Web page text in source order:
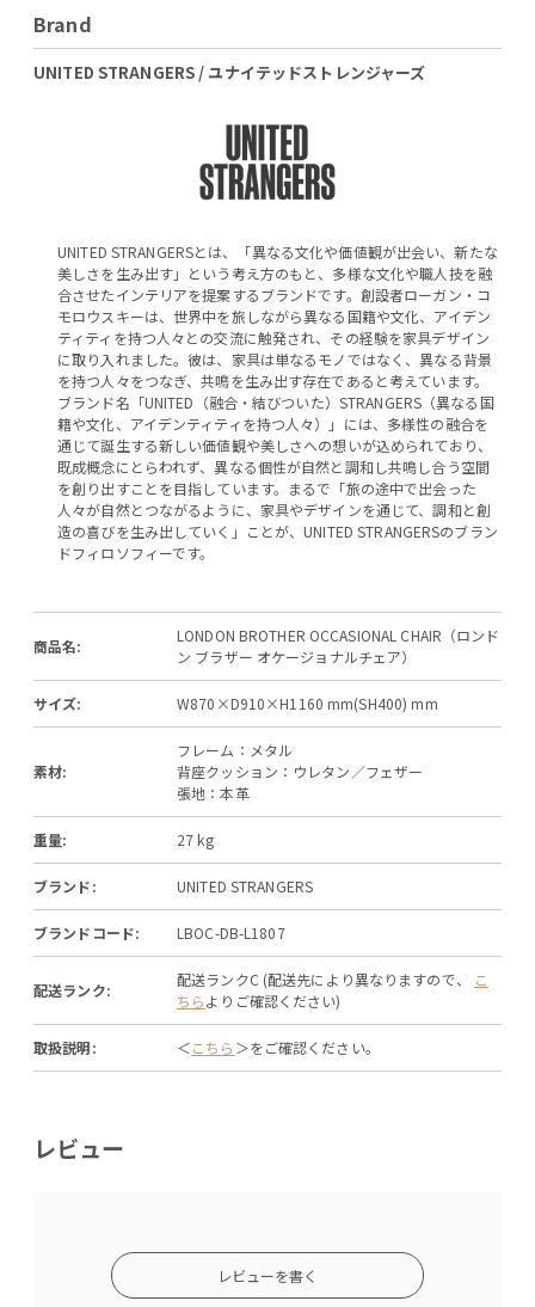
Brand
UNITED STRANGERS / ユナイテッドストレンジャーズ
UNITED STRANGERSとは、「異なる文化や価値観が出会い、新たな
美しさを生み出す」という考え方のもと、多様な文化や職人技を融
合させたインテリアを提案するブランドです。創設者ローガン・コ
モロウスキーは、世界中を旅しながら異なる国籍や文化、アイデン
ティティを持つ人々との交流に触発され、その経験を家具デザイン
に取り入れました。彼は、家具は単なるモノではなく、異なる背景
を持つ人々をつなぎ、共鳴を生み出す存在であると考えています。
ブランド名「UNITED（融合・結びついた）STRANGERS（異なる国
籍や文化、アイデンティティを持つ人々）」には、多様性の融合を
通じて誕生する新しい価値観や美しさへの想いが込められており、
既成概念にとらわれず、異なる個性が自然と調和し共鳴し合う空間
を創り出すことを目指しています。まるで「旅の途中で出会った
人々が自然とつながるように、家具やデザインを通じて、調和と創
造の喜びを生み出していく」ことが、UNITED STRANGERSのブラン
ドフィロソフィーです。
商品名:
LONDON BROTHER OCCASIONAL CHAIR（ロンド
ン ブラザー オケージョナルチェア）
サイズ: W870×D910×H1160 mm(SH400) mm
素材:
フレーム：メタル
背座クッション：ウレタン／フェザー
張地：本革
重量: 27 kg
ブランド: UNITED STRANGERS
ブランドコード: LBOC-DB-L1807
配送ランク:
配送ランクC (配送先により異なりますので、
こ
ちらよりご確認ください)
取扱説明: ＜こちら ＞をご確認ください。
レビュー
レビューを書く